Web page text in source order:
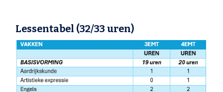
Lessentabel (32/33 uren)